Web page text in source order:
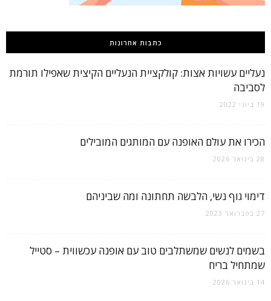
כתבות אחרונות
נעליים עשויות אצות: קולקציית הנעליים הקיצית שאפילו תורמת
לסביבה
19 ביוני 2022
הכירו את עולם האופנה עם המותגים המובילים
28 בינואר 2026
דימוי גוף נשי, הלבשה תחתונה ומה שביניהם
27 בפברואר 2023
בשמים לנשים שמשתלבים טוב עם אופנה עכשווית – סטייל
שמתחיל בריח
14 בינואר 2026